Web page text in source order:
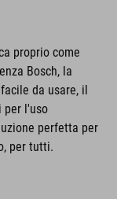
proprio come
Bosch, la
da usare, il
per l'uso
perfetta per
per tutti.